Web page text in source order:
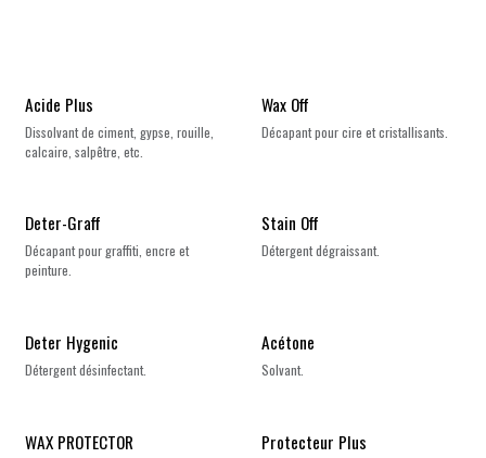
Acide Plus
Dissolvant de ciment, gypse, rouille,
calcaire, salpêtre, etc.
Wax Off
Décapant pour cire et cristallisants.
Deter-Graff
Décapant pour graffiti, encre et
peinture.
Stain Off
Détergent dégraissant.
Deter Hygenic
Détergent désinfectant.
Acétone
Solvant.
WAX PROTECTOR Protecteur Plus